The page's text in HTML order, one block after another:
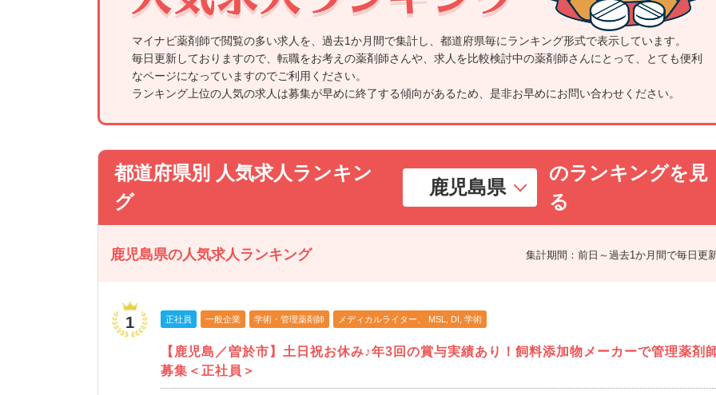
マイナビ薬剤師で閲覧の多い求人を、過去1か月間で集計し、都道府県毎にランキング形式で表示しています。
毎日更新しておりますので、転職をお考えの薬剤師さんや、求人を比較検討中の薬剤師さんにとって、とても便利
なページになっていますのでご利用ください。
ランキング上位の人気の求人は募集が早めに終了する傾向があるため、是非お早めにお問い合わせください。
都道府県別 人気求人ランキン
グ
のランキングを見
る
鹿児島県の人気求人ランキング 集計期間：前日～過去1か月間で毎日更
1 正社員 一般企業 学術・管理薬剤師 メディカルライター、 MSL, DI, 学術
【鹿児島／曽於市】土日祝お休み♪年3回の賞与実績あり！飼料添加物メーカーで管理薬剤
募集＜正社員＞